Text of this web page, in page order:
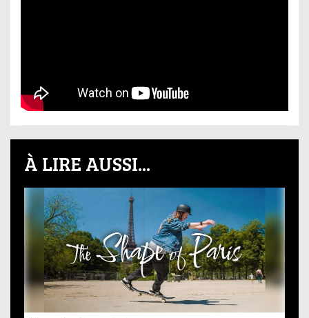
À LIRE AUSSI...